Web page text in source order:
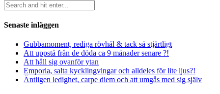
Senaste inläggen
Gubbamoment, rediga rövhål & tack så stjärtligt
Att uppstå från de döda ca 9 månader senare ?!
Att håll sig ovanför ytan
Emporia, salta kycklingvingar och alldeles för lite ljus?!
Äntligen ledighet, carpe diem och att umgås med sig själv